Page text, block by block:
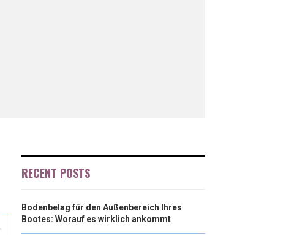
RECENT POSTS
Bodenbelag für den Außenbereich Ihres
Bootes: Worauf es wirklich ankommt